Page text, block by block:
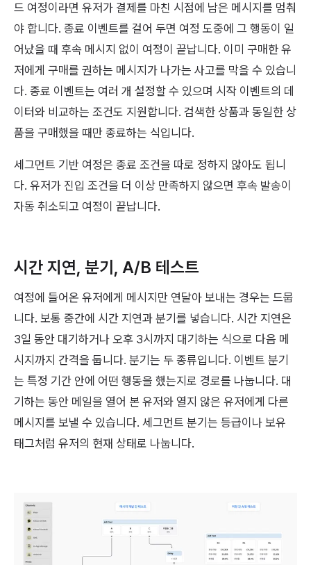
드 여정이라면 유저가 결제를 마친 시점에 남은 메시지를 멈춰
야 합니다. 종료 이벤트를 걸어 두면 여정 도중에 그 행동이 일
어났을 때 후속 메시지 없이 여정이 끝납니다. 이미 구매한 유
저에게 구매를 권하는 메시지가 나가는 사고를 막을 수 있습니
다. 종료 이벤트는 여러 개 설정할 수 있으며 시작 이벤트의 데
이터와 비교하는 조건도 지원합니다. 검색한 상품과 동일한 상
품을 구매했을 때만 종료하는 식입니다.
세그먼트 기반 여정은 종료 조건을 따로 정하지 않아도 됩니
다. 유저가 진입 조건을 더 이상 만족하지 않으면 후속 발송이
자동 취소되고 여정이 끝납니다.
시간 지연, 분기, A/B 테스트
여정에 들어온 유저에게 메시지만 연달아 보내는 경우는 드뭅
니다. 보통 중간에 시간 지연과 분기를 넣습니다. 시간 지연은
3일 동안 대기하거나 오후 3시까지 대기하는 식으로 다음 메
시지까지 간격을 둡니다. 분기는 두 종류입니다. 이벤트 분기
는 특정 기간 안에 어떤 행동을 했는지로 경로를 나눕니다. 대
기하는 동안 메일을 열어 본 유저와 열지 않은 유저에게 다른
메시지를 보낼 수 있습니다. 세그먼트 분기는 등급이나 보유
태그처럼 유저의 현재 상태로 나눕니다.